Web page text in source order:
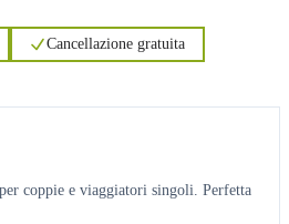
Cancellazione gratuita
coppie e viaggiatori singoli. Perfetta